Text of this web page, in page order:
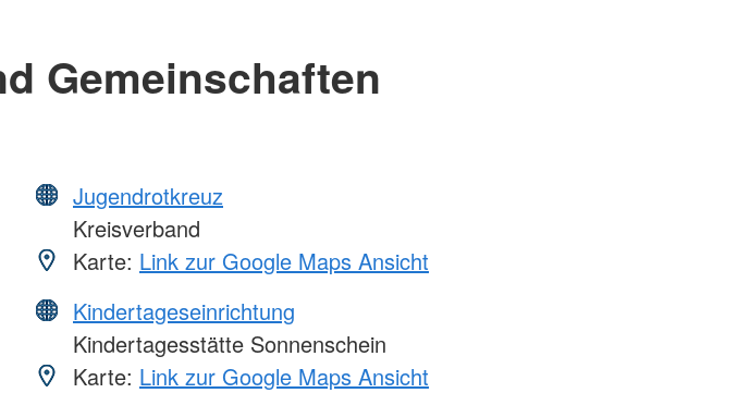
Gemeinschaften
Jugendrotkreuz
Kreisverband
Karte: Link zur Google Maps Ansicht
Kindertageseinrichtung
Kindertagesstätte Sonnenschein
Karte: Link zur Google Maps Ansicht